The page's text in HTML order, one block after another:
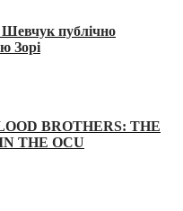
Шевчук публічно
Зорі
BROTHERS: THE
THE OCU